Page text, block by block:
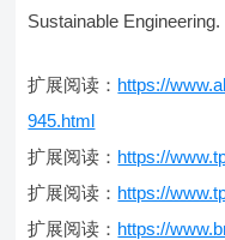
Sustainable Engineering.
扩展阅读： https://
945.html
扩展阅读： https://
扩展阅读： https://
扩展阅读： https://